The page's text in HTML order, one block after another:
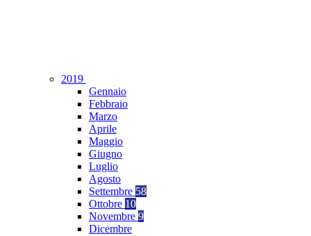
2019
Gennaio
Febbraio
Marzo
Aprile
Maggio
Giugno
Luglio
Agosto
Settembre 58
Ottobre 10
Novembre 9
Dicembre